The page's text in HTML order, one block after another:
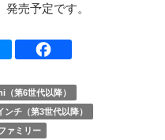
売予定です。
第6世代以降）
チ（第3世代以降）
ァミリー